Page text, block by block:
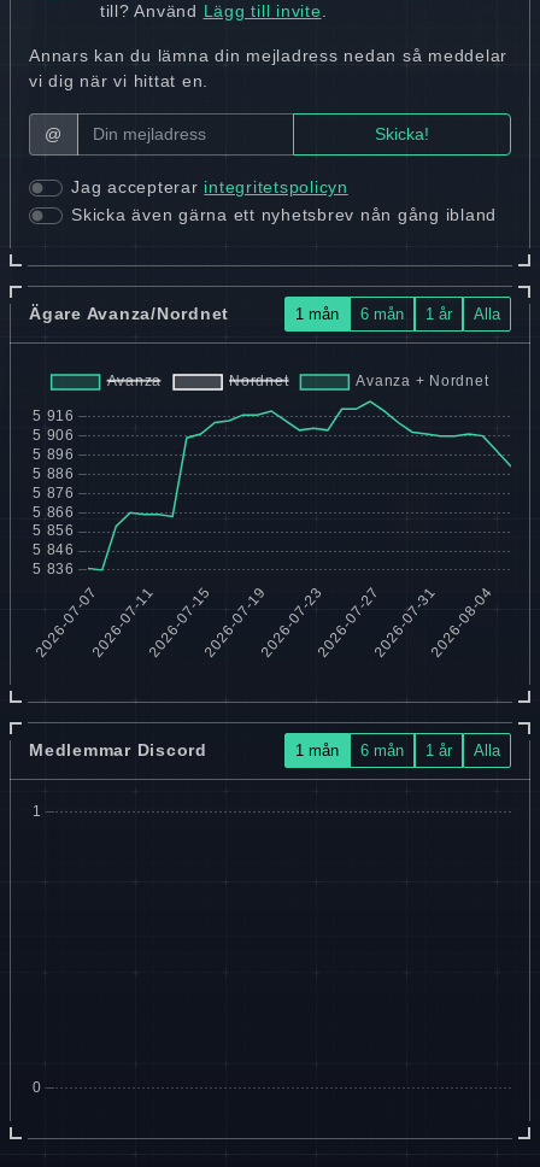
till? Använd Lägg till invite.
Annars kan du lämna din mejladress nedan så meddelar
vi dig när vi hittat en.
@
Jag accepterar integritetspolicyn
Skicka även gärna ett nyhetsbrev nån gång ibland
Ägare Avanza/Nordnet 1 mån 6 mån 1 år Alla
Medlemmar Discord 1 mån 6 mån 1 år Alla